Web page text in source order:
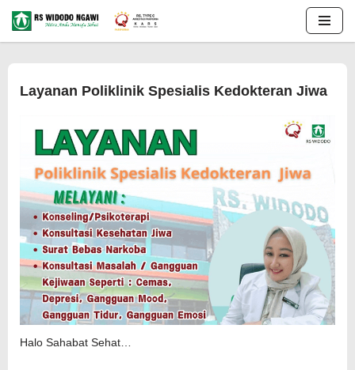
Lompat
Layanan Poliklinik Spesialis Kedokteran Jiwa
Halo Sahabat Sehat…